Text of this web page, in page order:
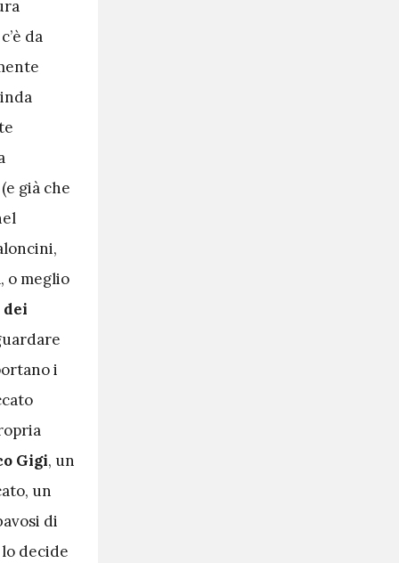
da
già che
o meglio
dei
i
Gigi, un
un
di
decide